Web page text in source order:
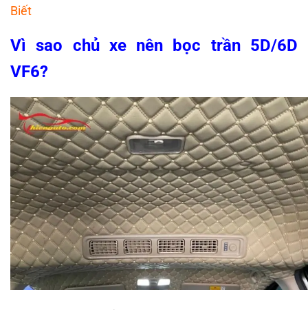
Biết
Vì sao chủ xe nên bọc trần 5D/6D
VF6?